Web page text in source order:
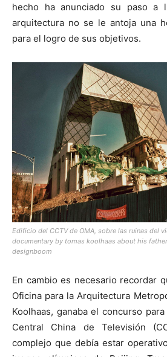
hecho ha anunciado su paso a
arquitectura no se le antoja una
para el logro de sus objetivos.
Edificio del CCTV de OMA, sobre las ruinas del
documentary by tomas koolhaas about his
designboom
En cambio es necesario recordar
Oficina para la Arquitectura
Koolhaas, ganaba el concurso
Central China de Televisión
complejo que debía estar